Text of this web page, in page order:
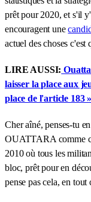
prêt pour 2020, et s'il
encouragent une
actuel des choses c'est
LIRE AUSSI:
laisser la place aux
place de l'article 183 »
Cher aîné, penses-tu
OUATTARA comme
2010 où tous les
bloc, prêt pour en
pense pas cela, en tout